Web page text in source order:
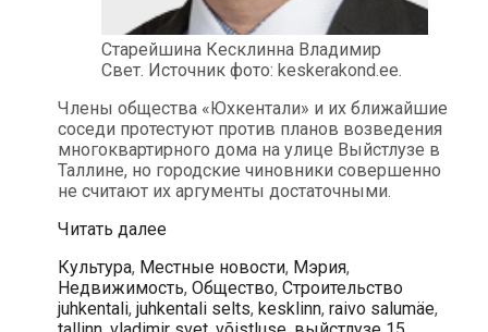
Старейшина Кесклинна Владимир
Свет. Источник фото: keskerakond.ee.
Члены общества «Юхкентали» и их ближайшие
соседи протестуют против планов возведения
многоквартирного дома на улице Выйстлузе в
Таллине, но городские чиновники совершенно
не считают их аргументы достаточными.
Читать далееСтроительство
дома
заставило
жителей
Рубрики
Культура, Местные новости, Мэрия,
Недвижимость, Общество, СтроительствоМетки
juhkentali, juhkentali selts, kesklinn, raivo salumäe,